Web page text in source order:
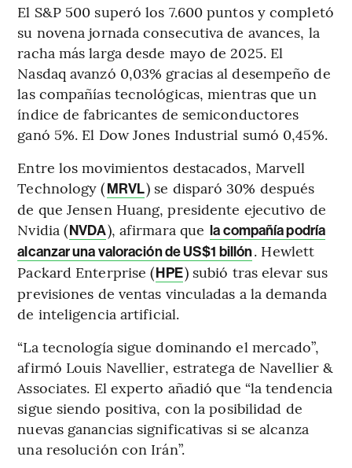
El S&P 500 superó los 7.600 puntos y completó
su novena jornada consecutiva de avances, la
racha más larga desde mayo de 2025. El
Nasdaq avanzó 0,03% gracias al desempeño de
las compañías tecnológicas, mientras que un
índice de fabricantes de semiconductores
ganó 5%. El Dow Jones Industrial sumó 0,45%.
Entre los movimientos destacados, Marvell
Technology (MRVL) se disparó 30% después
de que Jensen Huang, presidente ejecutivo de
Nvidia (NVDA), afirmara que la compañía podría
alcanzar una valoración de US$1 billón. Hewlett
Packard Enterprise (HPE) subió tras elevar sus
previsiones de ventas vinculadas a la demanda
de inteligencia artificial.
“La tecnología sigue dominando el mercado”,
afirmó Louis Navellier, estratega de Navellier &
Associates. El experto añadió que “la tendencia
sigue siendo positiva, con la posibilidad de
nuevas ganancias significativas si se alcanza
una resolución con Irán”.